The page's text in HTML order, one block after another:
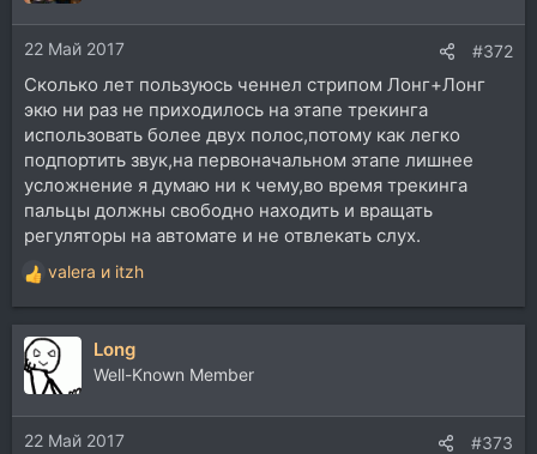
22 Май 2017 #372
Сколько лет пользуюсь ченнел стрипом Лонг+Лонг
экю ни раз не приходилось на этапе трекинга
использовать более двух полос,потому как легко
подпортить звук,на первоначальном этапе лишнее
усложнение я думаю ни к чему,во время трекинга
пальцы должны свободно находить и вращать
регуляторы на автомате и не отвлекать слух.
Р
е
а
к
ц
и
и
:
valera и itzh
Long
Well-Known Member
22 Май 2017 #373